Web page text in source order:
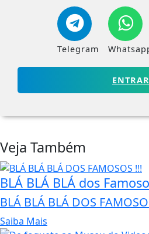
Telegram
ENTRAR
Veja Também
BLÁ BLÁ BLÁ dos
BLÁ BLÁ BLÁ DOS
Saiba Mais